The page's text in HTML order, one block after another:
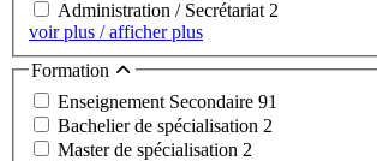
Administration / Secrétariat2
voir plus / afficher plus
Formation
Enseignement Secondaire 91
Bachelier de spécialisation 2
Master de spécialisation 2